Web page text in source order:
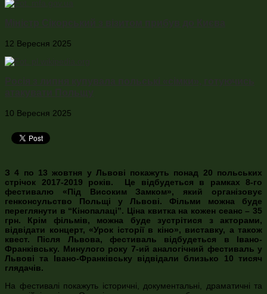
12 Вересня 2025
10 Вересня 2025
З 4 по 13 жовтня у Львові покажуть понад 20 польських
стрічок 2017-2019 років. Це відбудеться в рамках 8-го
фестивалю «Під Високим Замком», який організовує
генконсульство Польщі у Львові. Фільми можна буде
переглянути в “Кінопалаці”. Ціна квитка на кожен сеанс – 35
грн. Крім фільмів, можна буде зустрітися з акторами,
відвідати концерт, «Урок історії в кіно», виставку, а також
квест. Після Львова, фестиваль відбудеться в Івано-
Франківську. Минулого року 7-ий аналогічний фестиваль у
Львові та Івано-Франківську відвідали близько 10 тисяч
глядачів.
На фестивалі покажуть історичні, документальні, драматичні та